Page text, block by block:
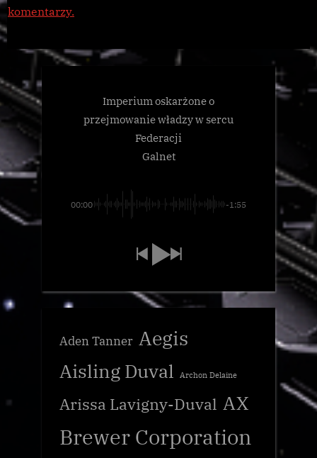
komentarzy.
Imperium oskarżone o
przejmowanie władzy w sercu
Federacji
Galnet
00:00 -1:55
Aden Tanner Aegis
Aisling Duval Archon Delaine
Arissa Lavigny-Duval AX
Brewer Corporation